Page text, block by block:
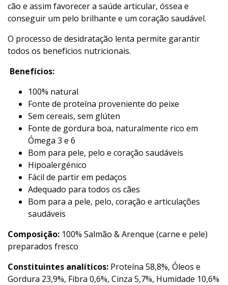
cão e assim favorecer a saúde articular, óssea e
conseguir um pelo brilhante e um coração saudável.
O processo de desidratação lenta permite garantir
todos os benefícios nutricionais.
Benefícios:
100% natural
Fonte de proteína proveniente do peixe
Sem cereais, sem glúten
Fonte de gordura boa, naturalmente rico em
Ómega 3 e 6
Bom para pele, pelo e coração saudáveis
Hipoalergénico
Fácil de partir em pedaços
Adequado para todos os cães
Bom para a pele, pelo, coração e articulações
saudáveis
Composição: 100% Salmão & Arenque (carne e pele)
preparados fresco
Constituintes analíticos: Proteína 58,8%, Óleos e
Gordura 23,9%, Fibra 0,6%, Cinza 5,7%, Humidade 10,6%